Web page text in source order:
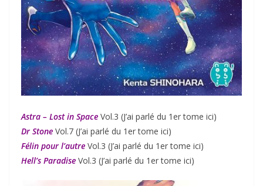
Astra – Lost in Space Vol.3 (J’ai parlé du 1er tome ici)
Dr Stone Vol.7 (J’ai parlé du 1er tome ici)
Félin pour l’autre Vol.3 (J’ai parlé du 1er tome ici)
Hell’s Paradise Vol.3 (J’ai parlé du 1er tome ici)